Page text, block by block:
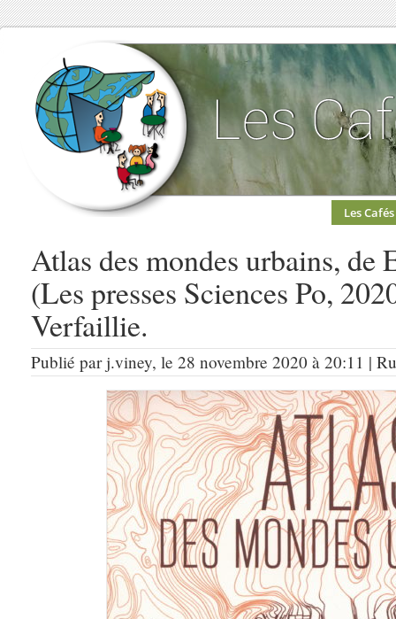
Les Cafés
Atlas des mondes urbains, de
(Les presses Sciences Po,
Verfaillie.
Publié par j.viney, le 28 novembre 2020 à 20:11 |